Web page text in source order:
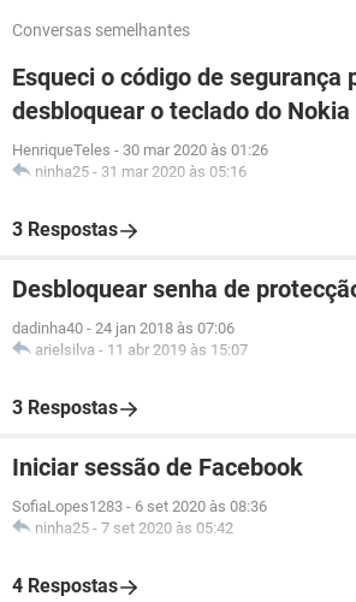
Conversas semelhantes
Esqueci o código de segurança
desbloquear o teclado do Nokia
HenriqueTeles - 30 mar 2020 às 01:26
ninha25 - 31 mar 2020 às 05:16
3 Respostas
Desbloquear senha de
dadinha40 - 24 jan 2018 às 07:06
arielsilva - 11 abr 2019 às 15:07
3 Respostas
Iniciar sessão de Facebook
SofiaLopes1283 - 6 set 2020 às 08:36
ninha25 - 7 set 2020 às 05:42
4 Respostas